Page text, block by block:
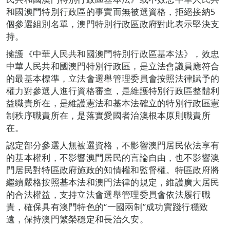
和國澳門特別行政區的事實而無被選資格，拒絕接納5
個參選組別名單，澳門特別行政區政府對此表示堅決支
持。
擁護《中華人民共和國澳門特別行政區基本法》，效忠
中華人民共和國澳門特別行政區，是立法會議員應符合
的最基本標準，立法會選舉管理委員會按照法律賦予的
權力對參選人進行資格審查，是維護特別行政區整體利
益職責所在，是維護憲法和基本法確立的特別行政區憲
制秩序職責所在，是落實愛國者治澳根本原則職責所
在。
認定部分參選人無被選資格，不影響澳門居民依法享有
的基本權利，不影響澳門居民的言論自由，也不影響澳
門居民對特區政府施政的知情權和監督權。特區政府將
繼續嚴格按照基本法和澳門法律的規定，維護廣大居民
的合法權益，支持立法會選舉管理委員會依法履行職
責，確保具有澳門特色的“一國兩制”成功實踐行穩致
遠，保持澳門繁榮穩定和長治久安。